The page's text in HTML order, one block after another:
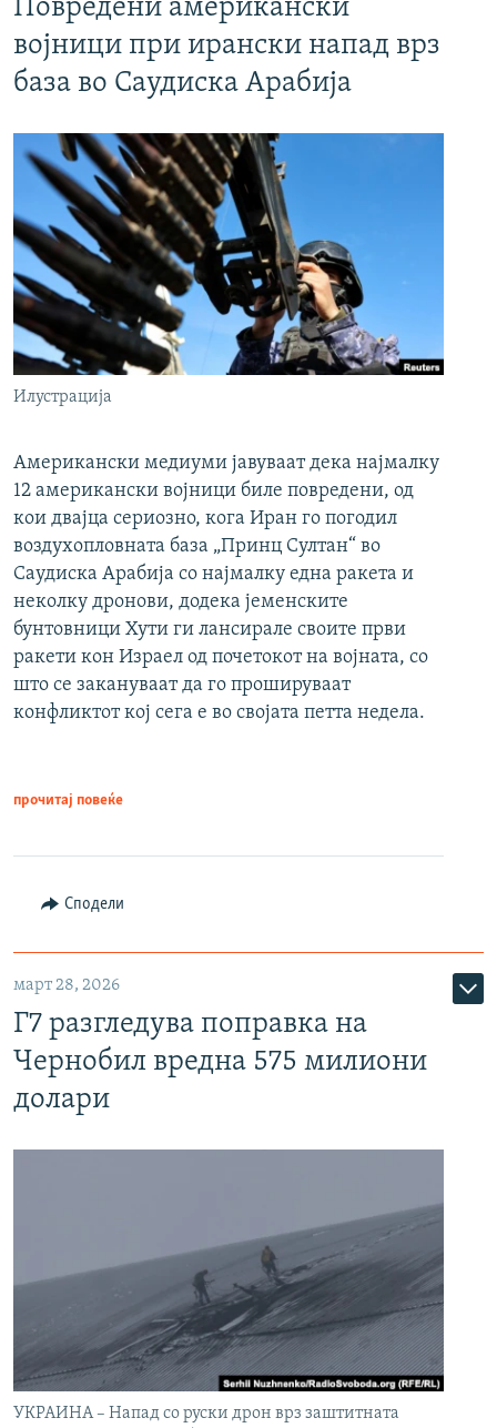
Повредени американски
војници при ирански напад врз
база во Саудиска Арабија
Илустрација
Американски медиуми јавуваат дека најмалку
12 американски војници биле повредени, од
кои двајца сериозно, кога Иран го погодил
воздухопловната база „Принц Султан“ во
Саудиска Арабија со најмалку една ракета и
неколку дронови, додека јеменските
бунтовници Хути ги лансирале своите први
ракети кон Израел од почетокот на војната, со
што се закануваат да го прошируваат
конфликтот кој сега е во својата петта недела.
прочитај повеќе
Сподели
март 28, 2026
Г7 разгледува поправка на
Чернобил вредна 575 милиони
долари
УКРАИНА – Напад со руски дрон врз заштитната